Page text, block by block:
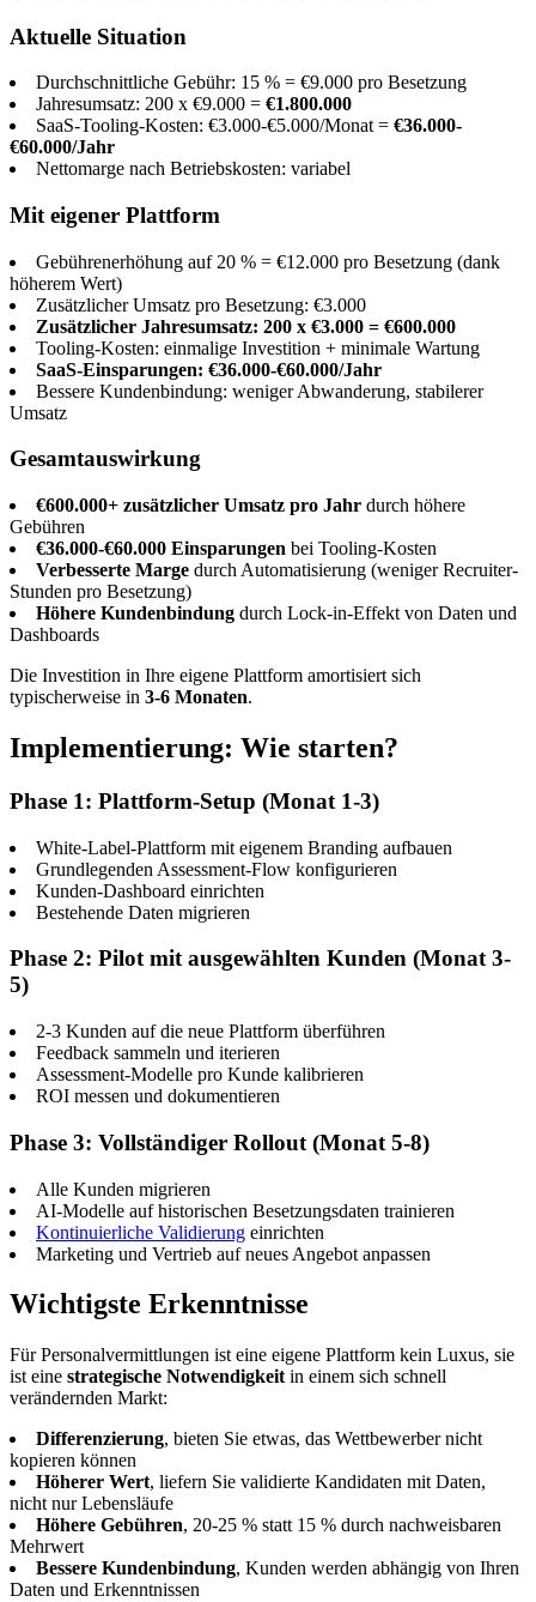
Aktuelle Situation
Durchschnittliche Gebühr: 15 % = €9.000 pro Besetzung
Jahresumsatz: 200 x €9.000 = €1.800.000
SaaS-Tooling-Kosten: €3.000-€5.000/Monat = €36.000-
€60.000/Jahr
Nettomarge nach Betriebskosten: variabel
Mit eigener Plattform
Gebührenerhöhung auf 20 % = €12.000 pro Besetzung (dank
höherem Wert)
Zusätzlicher Umsatz pro Besetzung: €3.000
Zusätzlicher Jahresumsatz: 200 x €3.000 = €600.000
Tooling-Kosten: einmalige Investition + minimale Wartung
SaaS-Einsparungen: €36.000-€60.000/Jahr
Bessere Kundenbindung: weniger Abwanderung, stabilerer
Umsatz
Gesamtauswirkung
€600.000+ zusätzlicher Umsatz pro Jahr durch höhere
Gebühren
€36.000-€60.000 Einsparungen bei Tooling-Kosten
Verbesserte Marge durch Automatisierung (weniger Recruiter-
Stunden pro Besetzung)
Höhere Kundenbindung durch Lock-in-Effekt von Daten und
Dashboards
Die Investition in Ihre eigene Plattform amortisiert sich
typischerweise in 3-6 Monaten.
Implementierung: Wie starten?
Phase 1: Plattform-Setup (Monat 1-3)
White-Label-Plattform mit eigenem Branding aufbauen
Grundlegenden Assessment-Flow konfigurieren
Kunden-Dashboard einrichten
Bestehende Daten migrieren
Phase 2: Pilot mit ausgewählten Kunden (Monat 3-
5)
2-3 Kunden auf die neue Plattform überführen
Feedback sammeln und iterieren
Assessment-Modelle pro Kunde kalibrieren
ROI messen und dokumentieren
Phase 3: Vollständiger Rollout (Monat 5-8)
Alle Kunden migrieren
AI-Modelle auf historischen Besetzungsdaten trainieren
Kontinuierliche Validierung einrichten
Marketing und Vertrieb auf neues Angebot anpassen
Wichtigste Erkenntnisse
Für Personalvermittlungen ist eine eigene Plattform kein Luxus, sie
ist eine strategische Notwendigkeit in einem sich schnell
verändernden Markt:
Differenzierung, bieten Sie etwas, das Wettbewerber nicht
kopieren können
Höherer Wert, liefern Sie validierte Kandidaten mit Daten,
nicht nur Lebensläufe
Höhere Gebühren, 20-25 % statt 15 % durch nachweisbaren
Mehrwert
Bessere Kundenbindung, Kunden werden abhängig von Ihren
Daten und Erkenntnissen